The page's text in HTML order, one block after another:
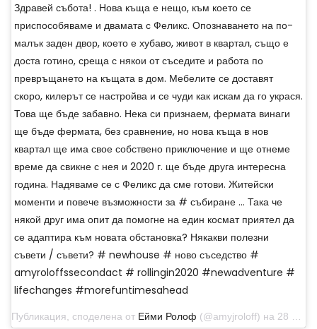
Здравей събота! . Нова къща е нещо, към което се
приспособяваме и двамата с Феликс. Опознаването на по-
малък заден двор, което е хубаво, живот в квартал, също е
доста готино, среща с някои от съседите и работа по
превръщането на къщата в дом. Мебелите се доставят
скоро, килерът се настройва и се чуди как искам да го украся.
Това ще бъде забавно. Нека си признаем, фермата винаги
ще бъде фермата, без сравнение, но нова къща в нов
квартал ще има свое собствено приключение и ще отнеме
време да свикне с нея и 2020 г. ще бъде друга интересна
година. Надяваме се с Феликс да сме готови. Житейски
моменти и повече възможности за # събиране ... Така че
някой друг има опит да помогне на един космат приятел да
се адаптира към новата обстановка? Някакви полезни
съвети / съвети? # newhouse # ново съседство #
amyroloffssecondact # rollingin2020 #newadventure #
lifechanges #morefuntimesahead
Публикация, споделена от Ейми Ролоф (@amyjroloff) на 28 декември 2019 г. в 9:48 ч. PST